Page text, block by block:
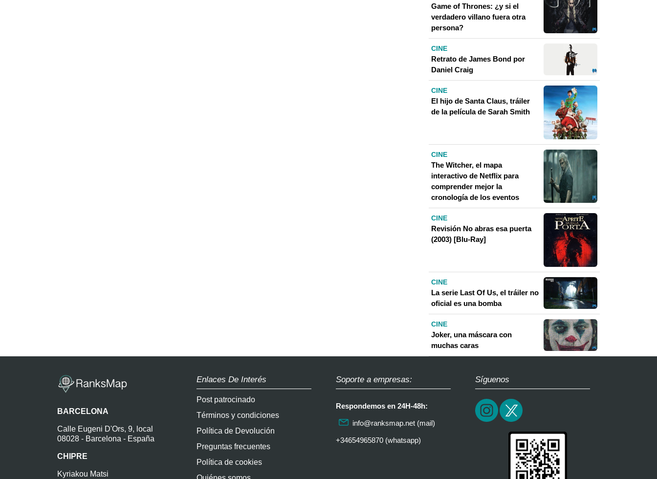
Game of Thrones: ¿y si el
verdadero villano fuera otra
persona?
CINE
Retrato de James Bond por
Daniel Craig
CINE
El hijo de Santa Claus, tráiler
de la película de Sarah Smith
CINE
The Witcher, el mapa
interactivo de Netflix para
comprender mejor la
cronología de los eventos
CINE
Revisión No abras esa puerta
(2003) [Blu-Ray]
CINE
La serie Last Of Us, el tráiler no
oficial es una bomba
CINE
Joker, una máscara con
muchas caras
BARCELONA
Calle Eugeni D'Ors, 9, local
08028 - Barcelona - España
CHIPRE
Kyriakou Matsi
Enlaces De Interés
Post patrocinado
Términos y condiciones
Política de Devolución
Preguntas frecuentes
Política de cookies
Soporte a empresas:
Respondemos en 24H-48h:
info@ranksmap.net (mail)
+34654965870 (whatsapp)
Síguenos